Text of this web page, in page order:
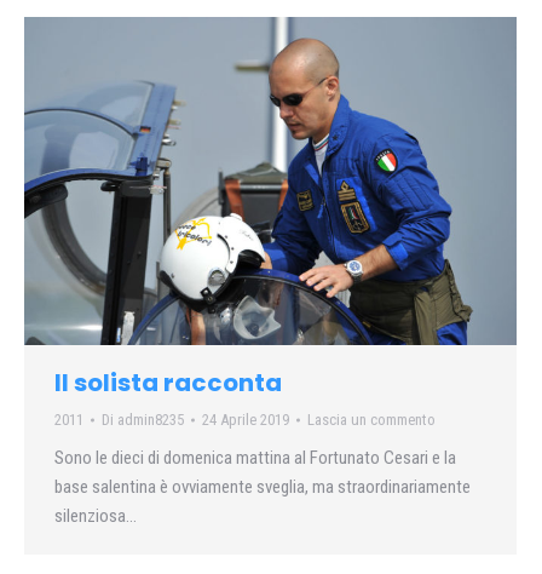
Il solista racconta
2011 Di admin8235 24 Aprile 2019 Lascia un commento
Sono le dieci di domenica mattina al Fortunato Cesari e la
base salentina è ovviamente sveglia, ma straordinariamente
silenziosa…